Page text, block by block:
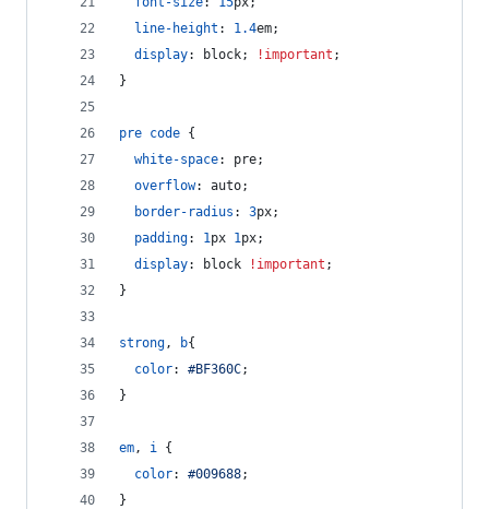
line-height : 1.4em;
display: block; !important ;
}
pre code {
white-space:
pre;
overflow:
auto;
border-radius : 3px;
padding: 1px 1px;
display: block !important ;
}
strong, b{
color: #BF360C;
}
em, i {
color: #009688;
}